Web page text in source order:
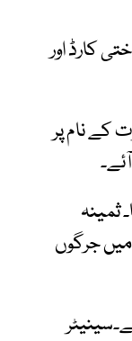
تھا ان کا شناختی کارڈ اور
کے نام پر
ثمینہ
جرگوں